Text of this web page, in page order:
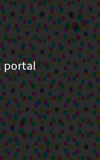
portal